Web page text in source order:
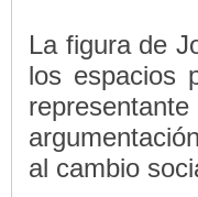
La figura de
los espacios
al cambio